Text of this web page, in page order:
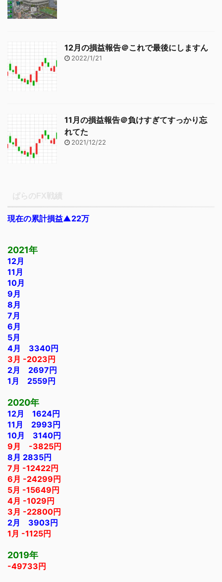
12月の損益報告＠これで最後にしますん
2022/1/21
11月の損益報告＠負けすぎてすっかり忘
れてた
2021/12/22
現在の累計損益▲22万
2021年
12月
11月
10月
9月
8月
7月
6月
5月
4月 3340円
3月 -2023円
2月 2697円
1月 2559円
2020年
12月 1624円
11月 2993円
10月 3140円
9月 -3825円
8月 2835円
7月 -12422円
6月 -24299円
5月 -15649円
4月 -1029円
3月 -22800円
2月 3903円
1月 -1125円
2019年
-49733円